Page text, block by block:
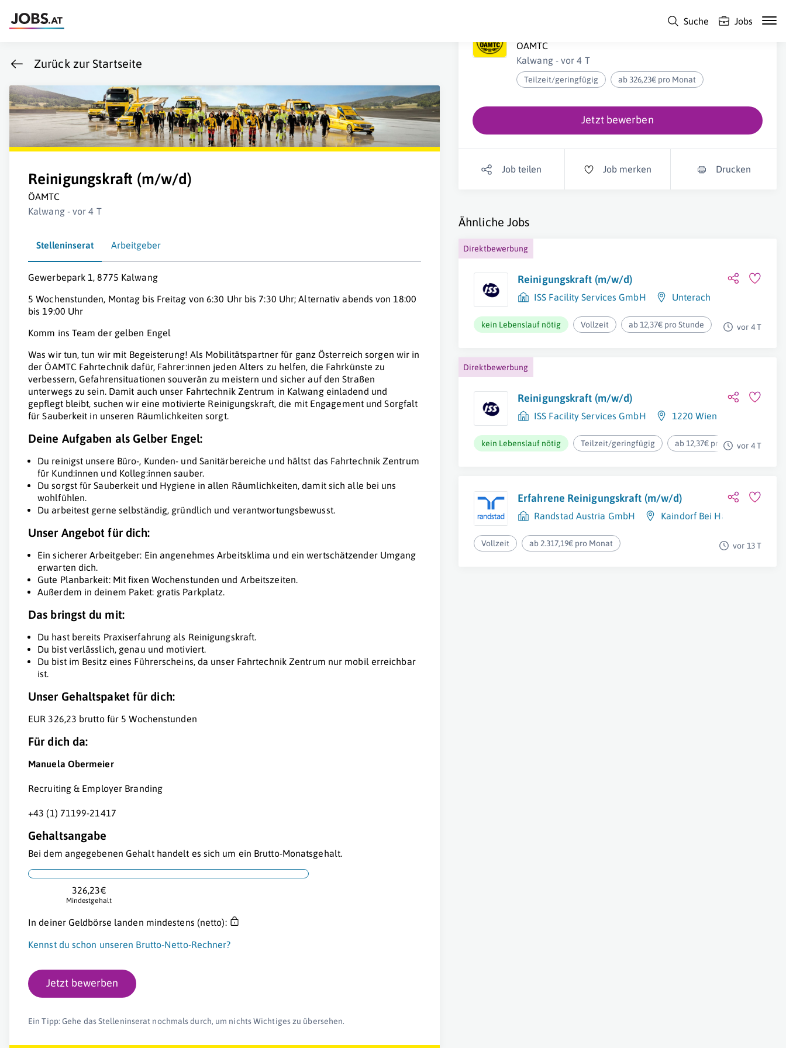
Suche Jobs
Zurück zur Startseite
Reinigungskraft (m/w/d)
ÖAMTC
Kalwang - vor 4 T
Stelleninserat Arbeitgeber
Gewerbepark 1, 8775 Kalwang
5 Wochenstunden, Montag bis Freitag von 6:30 Uhr bis 7:30 Uhr; Alternativ abends von 18:00
bis 19:00 Uhr
Komm ins Team der gelben Engel
Was wir tun, tun wir mit Begeisterung! Als Mobilitätspartner für ganz Österreich sorgen wir in
der ÖAMTC Fahrtechnik dafür, Fahrer:innen jeden Alters zu helfen, die Fahrkünste zu
verbessern, Gefahrensituationen souverän zu meistern und sicher auf den Straßen
unterwegs zu sein. Damit auch unser Fahrtechnik Zentrum in Kalwang einladend und
gepflegt bleibt, suchen wir eine motivierte Reinigungskraft, die mit Engagement und Sorgfalt
für Sauberkeit in unseren Räumlichkeiten sorgt.
Deine Aufgaben als Gelber Engel:
Du reinigst unsere Büro-, Kunden- und Sanitärbereiche und hältst das Fahrtechnik Zentrum
für Kund:innen und Kolleg:innen sauber.
Du sorgst für Sauberkeit und Hygiene in allen Räumlichkeiten, damit sich alle bei uns
wohlfühlen.
Du arbeitest gerne selbständig, gründlich und verantwortungsbewusst.
Unser Angebot für dich:
Ein sicherer Arbeitgeber: Ein angenehmes Arbeitsklima und ein wertschätzender Umgang
erwarten dich.
Gute Planbarkeit: Mit fixen Wochenstunden und Arbeitszeiten.
Außerdem in deinem Paket: gratis Parkplatz.
Das bringst du mit:
Du hast bereits Praxiserfahrung als Reinigungskraft.
Du bist verlässlich, genau und motiviert.
Du bist im Besitz eines Führerscheins, da unser Fahrtechnik Zentrum nur mobil erreichbar
ist.
Unser Gehaltspaket für dich:
EUR 326,23 brutto für 5 Wochenstunden
Für dich da:
Manuela Obermeier
Recruiting & Employer Branding
+43 (1) 71199-21417
Gehaltsangabe
Bei dem angegebenen Gehalt handelt es sich um ein Brutto-Monatsgehalt.
326,23€
Mindestgehalt
In deiner Geldbörse landen mindestens (netto):
Kennst du schon unseren Brutto-Netto-Rechner?
Jetzt bewerben
Ein Tipp: Gehe das Stelleninserat nochmals durch, um nichts Wichtiges zu übersehen.
ÖAMTC
Kalwang - vor 4 T
Teilzeit/geringfügig ab 326,23€ pro Monat
Jetzt bewerben
Job teilen Job merken Drucken
Ähnliche Jobs
Direktbewerbung
Reinigungskraft (m/w/d)
ISS Facility Services GmbH Unterach
kein Lebenslauf nötig Vollzeit ab 12,37€ pro Stunde vor 4 T
Direktbewerbung
Reinigungskraft (m/w/d)
ISS Facility Services GmbH 1220 Wien
kein Lebenslauf nötig Teilzeit/geringfügig ab 12,37€ pro Stundevor 4 T
Erfahrene Reinigungskraft (m/w/d)
Randstad Austria GmbH Kaindorf Bei Hartberg
Vollzeit ab 2.317,19€ pro Monat vor 13 T